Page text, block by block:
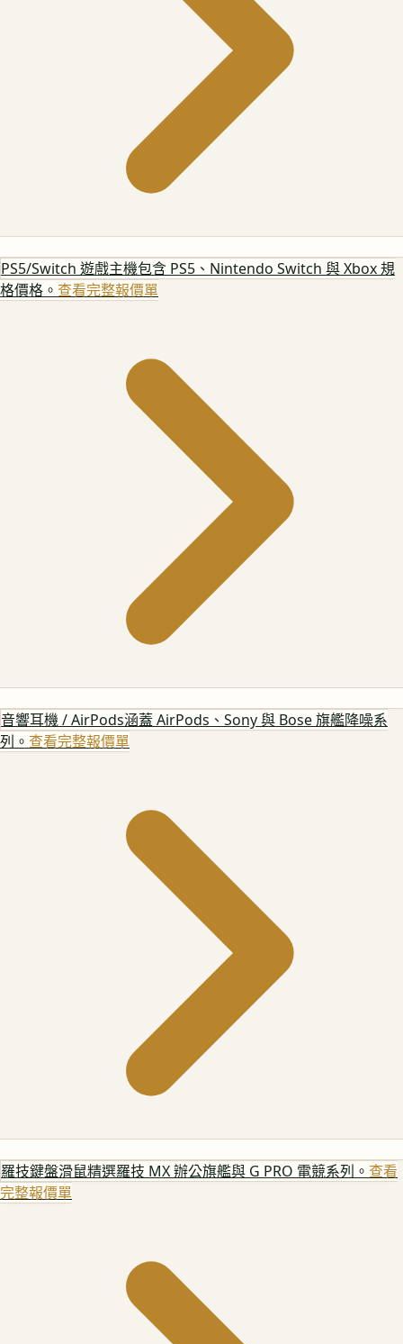
PS5/Switch 遊戲主機包含 PS5、Nintendo Switch 與 Xbox 規
格價格。 查看完整報價單
音響耳機 / AirPods涵蓋 AirPods、Sony 與 Bose 旗艦降噪系
列。 查看完整報價單
羅技鍵盤滑鼠精選羅技 MX 辦公旗艦與 G PRO 電競系列。 查看
完整報價單